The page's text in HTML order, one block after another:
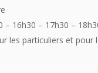
– 16h30 – 17h30 –
les particuliers et pour